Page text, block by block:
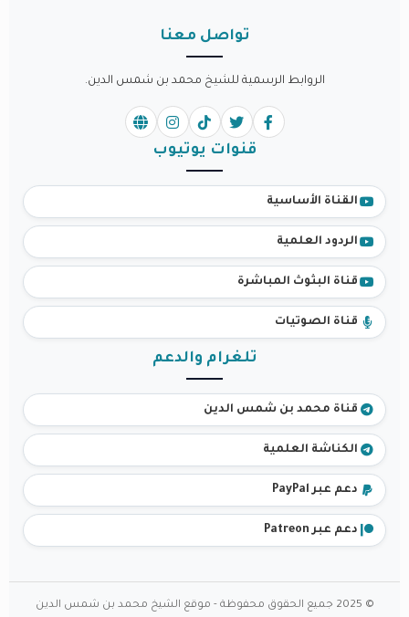
تواصل معنا
الروابط الرسمية للشيخ محمد بن شمس الدين.
قنوات يوتيوب
القناة الأساسية
الردود العلمية
قناة البثوث المباشرة
قناة الصوتيات
تلغرام والدعم
قناة محمد بن شمس الدين
الكناشة العلمية
دعم عبر PayPal
دعم عبر Patreon
© 2025 جميع الحقوق محفوظة - موقع الشيخ محمد بن شمس الدين